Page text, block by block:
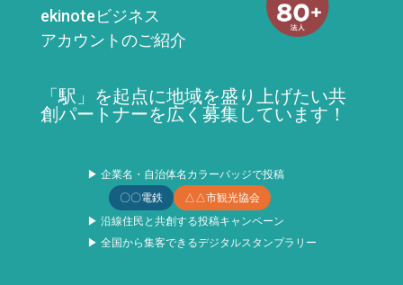
ekinoteビジネス
アカウントのご紹介
「駅」を起点に地域を盛り上げたい共
創パートナーを広く募集しています！
▶ 企業名・自治体名カラーバッジで投稿
〇〇電鉄
△△市観光協会
▶ 沿線住民と共創する投稿キャンペーン
▶ 全国から集客できるデジタルスタンプラリー